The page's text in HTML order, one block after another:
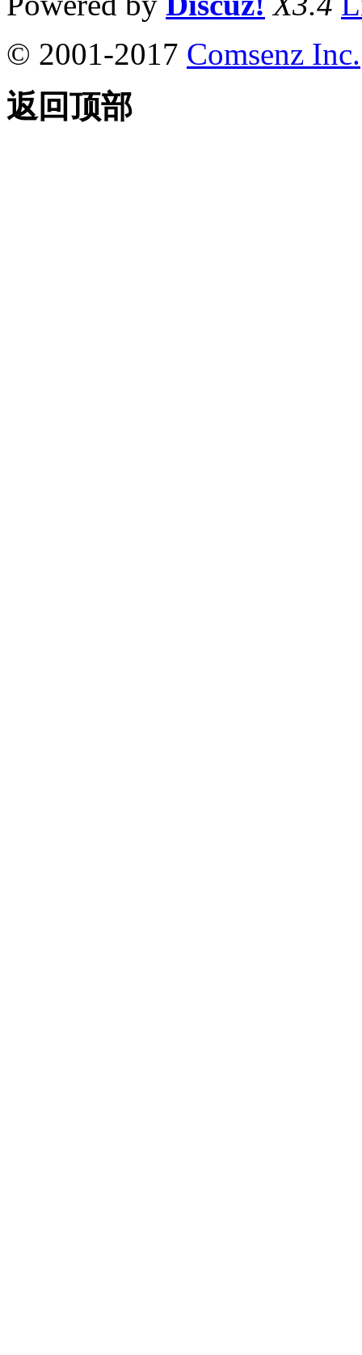
© 2001-2017 Comsenz Inc.
返回顶部